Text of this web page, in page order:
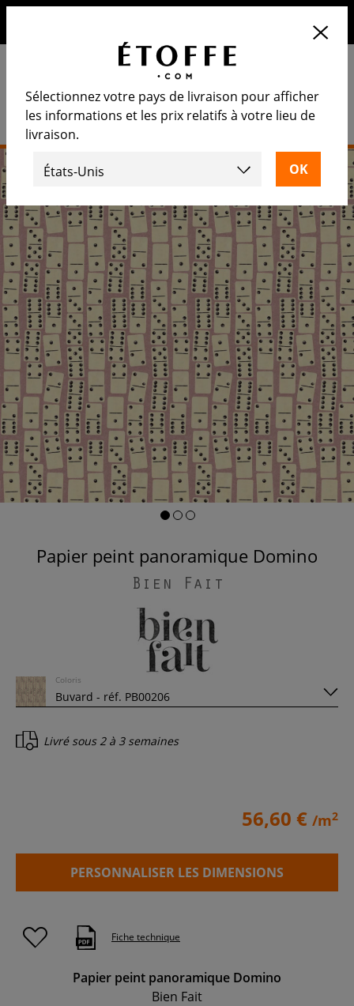
Papier peint panoramique Domino
Bien Fait
Coloris
Livré sous 2 à 3 semaines
56,60 € /m2
PERSONNALISER LES DIMENSIONS
Fiche technique
Papier peint panoramique Domino
Bien Fait
Sélectionnez votre pays de livraison pour afficher
les informations et les prix relatifs à votre lieu de
livraison.